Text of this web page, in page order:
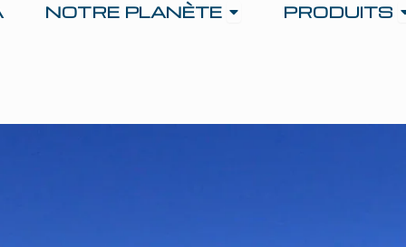
NOTRE PLANÈTE Open NOTRE
PRODUITS